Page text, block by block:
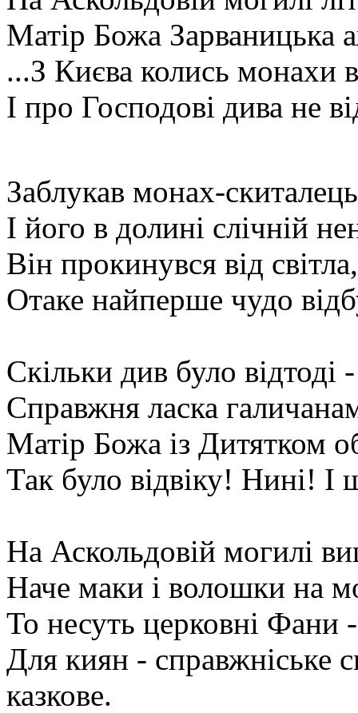
Матір Божа Зарваницька
...З Києва колись монахи
І про Господові дива не
Заблукав монах-
І його в долині слічній
Він прокинувся від
Отаке найперше чудо
Скільки див було відтоді
Справжня ласка
Матір Божа із Дитятком
Так було відвіку! Нині! І
На Аскольдовій могилі
Наче маки і волошки на
То несуть церковні Фани
Для киян - справжніське
казкове.